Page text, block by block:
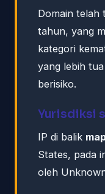
Domain telah
tahun, yang
kategori
yang lebih
berisiko.
Yurisdiksi
IP di balik
States, pada
oleh